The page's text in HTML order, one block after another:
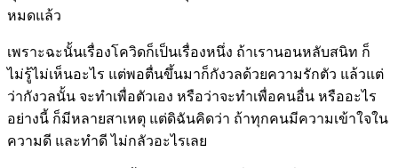
หมดแล้ว
เพราะฉะนั้นเรื่องโควิดก็เป็นเรื่องหนึ่ง ถ้าเรานอนหลับสนิท ก็
ไม่รู้ไม่เห็นอะไร แต่พอตื่นขึ้นมาก็กังวลด้วยความรักตัว แล้วแต่
ว่ากังวลนั้น จะทำเพื่อตัวเอง หรือว่าจะทำเพื่อคนอื่น หรืออะไร
อย่างนี้ ก็มีหลายสาเหตุ แต่ดิฉันคิดว่า ถ้าทุกคนมีความเข้าใจใน
ความดี และทำดี ไม่กลัวอะไรเลย